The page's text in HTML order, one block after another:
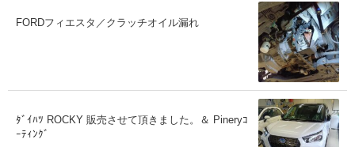
FORDフィエスタ／クラッチオイル漏れ
ﾀﾞｲﾊﾂ ROCKY 販売させて頂きました。＆ Pineryｺ
ｰﾃｨﾝｸﾞ